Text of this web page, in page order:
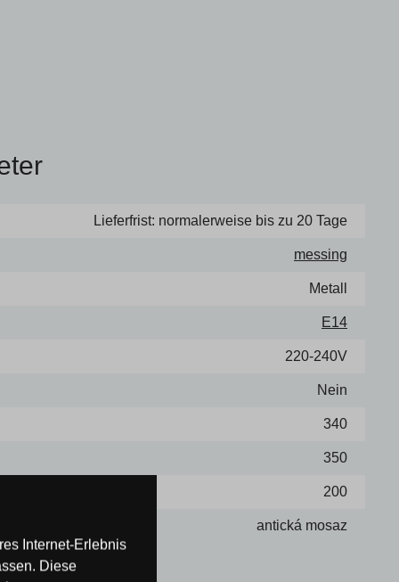
Lieferfrist: normalerweise bis zu 20 Tage
messing
Metall
E14
220-240V
Nein
340
350
200
antická mosaz
Internet-Erlebnis
Diese